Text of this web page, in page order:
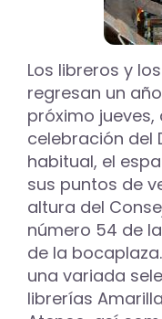
Los libreros y
regresan un
próximo
celebración del
habitual, el
sus puntos de
altura del
número 54 de
de la
una variada
librerías